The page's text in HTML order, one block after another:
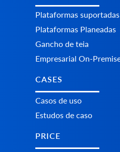
Plataformas suportadas
Plataformas Planeadas
Gancho de teia
Empresarial On-
CASES
Casos de uso
Estudos de caso
PRICE